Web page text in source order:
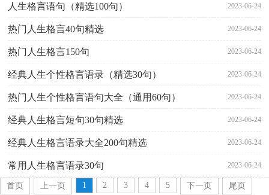
人生格言语句（精选100句） 2023-06-24
热门人生格言40句精选 2023-06-24
热门人生格言150句 2023-06-24
经典人生个性格言语录（精选30句） 2023-06-24
热门人生个性格言语句大全（通用60句） 2023-06-24
经典人生格言短句30句精选 2023-06-24
经典人生格言语录大全200句精选 2023-06-24
常用人生格言语录30句 2023-06-24
首页 上一页 1 2 3 4 5 下一页 尾页